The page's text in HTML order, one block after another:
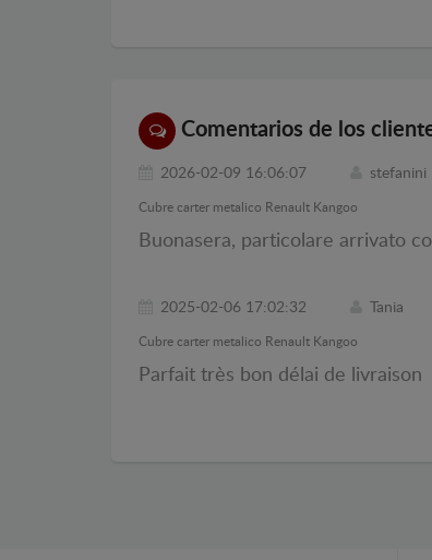
Comentarios de los
2026-02-09 16:06:07 stefanini
Cubre carter metalico Renault Kangoo
Buonasera, particolare arrivato
2025-02-06 17:02:32 Tania
Cubre carter metalico Renault Kangoo
Parfait très bon délai de livraison